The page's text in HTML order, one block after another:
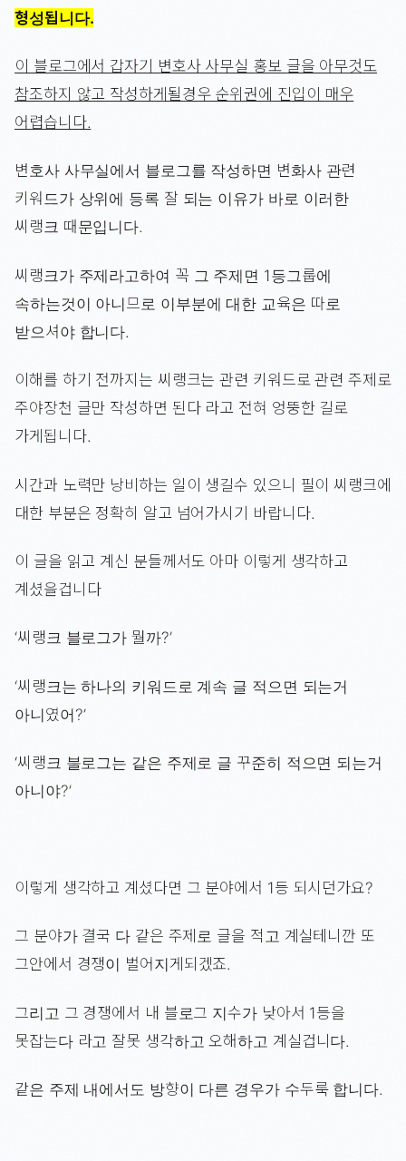
형성됩니다.
이 블로그에서 갑자기 변호사 사무실 홍보 글을 아무것도
참조하지 않고 작성하게될경우 순위권에 진입이 매우
어렵습니다.
변호사 사무실에서 블로그를 작성하면 변화사 관련
키워드가 상위에 등록 잘 되는 이유가 바로 이러한
씨랭크 때문입니다.
씨랭크가 주제라고하여 꼭 그 주제면 1등그룹에
속하는것이 아니므로 이부분에 대한 교육은 따로
받으셔야 합니다.
이해를 하기 전까지는 씨랭크는 관련 키워드로 관련 주제로
주야장천 글만 작성하면 된다 라고 전혀 엉뚱한 길로
가게됩니다.
시간과 노력만 낭비하는 일이 생길수 있으니 필이 씨랭크에
대한 부분은 정확히 알고 넘어가시기 바랍니다.
이 글을 읽고 계신 분들께서도 아마 이렇게 생각하고
계셨을겁니다
‘씨랭크 블로그가 뭘까?’
‘씨랭크는 하나의 키워드로 계속 글 적으면 되는거
아니였어?’
‘씨랭크 블로그는 같은 주제로 글 꾸준히 적으면 되는거
아니야?’
이렇게 생각하고 계셨다면 그 분야에서 1등 되시던가요?
그 분야가 결국 다 같은 주제로 글을 적고 계실테니깐 또
그안에서 경쟁이 벌어지게되겠죠.
그리고 그 경쟁에서 내 블로그 지수가 낮아서 1등을
못잡는다 라고 잘못 생각하고 오해하고 계실겁니다.
같은 주제 내에서도 방향이 다른 경우가 수두룩 합니다.